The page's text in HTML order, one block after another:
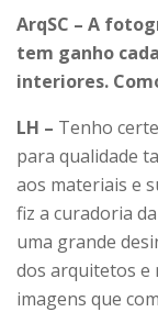
ArqSC – A
tem ganho
interiores.
LH – Tenho
para qualidade
aos materiais e
fiz a curadoria
uma grande
dos arquitetos e
imagens que